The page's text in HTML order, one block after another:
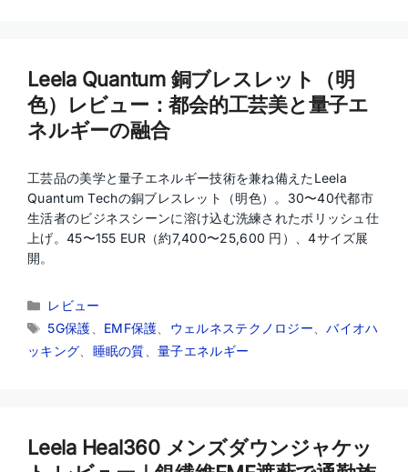
Leela Quantum 銅ブレスレット（明
色）レビュー：都会的工芸美と量子エ
ネルギーの融合
工芸品の美学と量子エネルギー技術を兼ね備えたLeela
Quantum Techの銅ブレスレット（明色）。30〜40代都市
生活者のビジネスシーンに溶け込む洗練されたポリッシュ仕
上げ。45〜155 EUR（約7,400〜25,600 円）、4サイズ展
開。
カ
テ
リ
レビュー
タ
グ
5G保護 EMF保護 ウェルネステクノロジー 、バイオハ
ッキング
睡眠の質 、量子エネルギー
Leela Heal360 メンズダウンジャケッ